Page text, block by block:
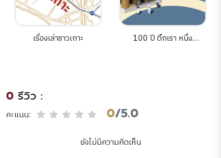
100 ปี ตึกเรา หนึ่ง
สถาปัตยกรรม
0 รีวิว :
คะแนน: 0/5.0
ยังไม่มีความคิดเห็น